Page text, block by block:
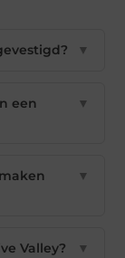
▼
een
▼
▼
Valley? ▼